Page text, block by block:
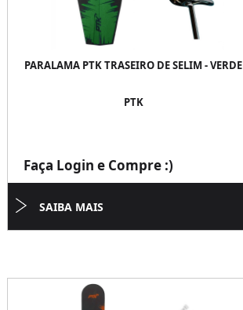
PARALAMA PTK TRASEIRO DE SELIM - VERDE
PTK
Faça Login e Compre :)
SAIBA MAIS